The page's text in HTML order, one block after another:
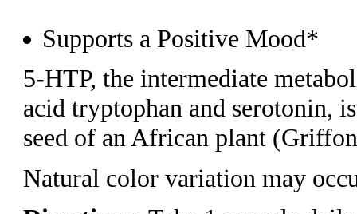
Supports a Positive Mood*
5-HTP, the intermediate
acid tryptophan and serotonin,
seed of an African plant
Natural color variation may